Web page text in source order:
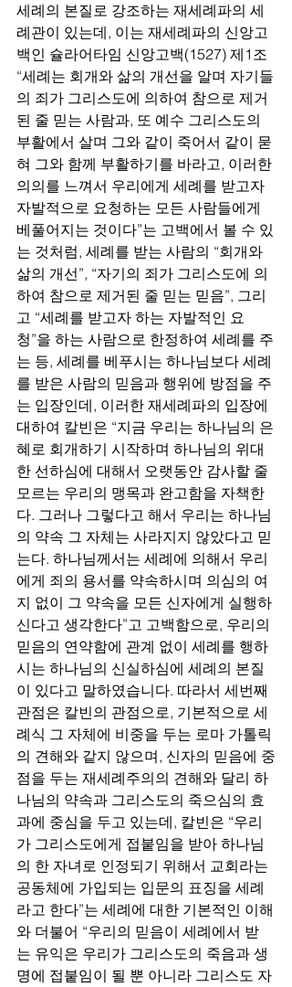
세례의 본질로 강조하는 재세례파의 세
례관이 있는데, 이는 재세례파의 신앙고
백인 슐라어타임 신앙고백(1527) 제1조
“세례는 회개와 삶의 개선을 알며 자기들
의 죄가 그리스도에 의하여 참으로 제거
된 줄 믿는 사람과, 또 예수 그리스도의
부활에서 살며 그와 같이 죽어서 같이 묻
혀 그와 함께 부활하기를 바라고, 이러한
의의를 느껴서 우리에게 세례를 받고자
자발적으로 요청하는 모든 사람들에게
베풀어지는 것이다”는 고백에서 볼 수 있
는 것처럼, 세례를 받는 사람의 “회개와
삶의 개선”, “자기의 죄가 그리스도에 의
하여 참으로 제거된 줄 믿는 믿음”, 그리
고 “세례를 받고자 하는 자발적인 요
청”을 하는 사람으로 한정하여 세례를 주
는 등, 세례를 베푸시는 하나님보다 세례
를 받은 사람의 믿음과 행위에 방점을 주
는 입장인데, 이러한 재세례파의 입장에
대하여 칼빈은 “지금 우리는 하나님의 은
혜로 회개하기 시작하며 하나님의 위대
한 선하심에 대해서 오랫동안 감사할 줄
모르는 우리의 맹목과 완고함을 자책한
다. 그러나 그렇다고 해서 우리는 하나님
의 약속 그 자체는 사라지지 않았다고 믿
는다. 하나님께서는 세례에 의해서 우리
에게 죄의 용서를 약속하시며 의심의 여
지 없이 그 약속을 모든 신자에게 실행하
신다고 생각한다”고 고백함으로, 우리의
믿음의 연약함에 관계 없이 세례를 행하
시는 하나님의 신실하심에 세례의 본질
이 있다고 말하였습니다. 따라서 세번째
관점은 칼빈의 관점으로, 기본적으로 세
례식 그 자체에 비중을 두는 로마 가톨릭
의 견해와 같지 않으며, 신자의 믿음에 중
점을 두는 재세례주의의 견해와 달리 하
나님의 약속과 그리스도의 죽으심의 효
과에 중심을 두고 있는데, 칼빈은 “우리
가 그리스도에게 접붙임을 받아 하나님
의 한 자녀로 인정되기 위해서 교회라는
공동체에 가입되는 입문의 표징을 세례
라고 한다”는 세례에 대한 기본적인 이해
와 더불어 “우리의 믿음이 세례에서 받
는 유익은 우리가 그리스도의 죽음과 생
명에 접붙임이 될 뿐 아니라 그리스도 자